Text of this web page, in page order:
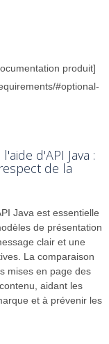
produit]
#optional-
d'API Java :
de la
Java est essentielle
de présentation
clair et une
La comparaison
mises en page des
aidant les
et à prévenir les